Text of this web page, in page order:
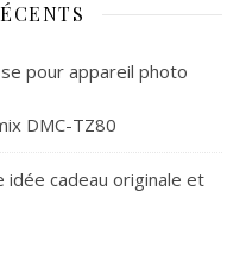
pour appareil photo
DMC-TZ80
idée cadeau originale et